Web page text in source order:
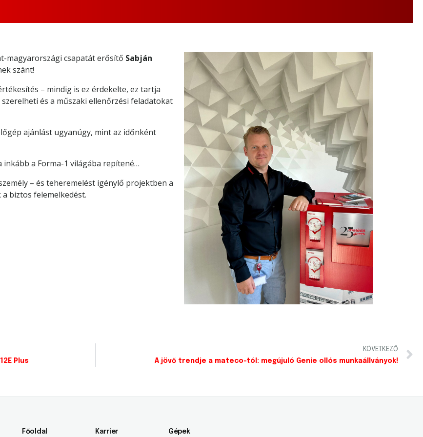
magyarországi csapatát erősítő Sabján
szánt!
– mindig is ez érdekelte, ez tartja
és a műszaki ellenőrzési feladatokat
ajánlást ugyanúgy, mint az időnként
a Forma-1 világába repítené…
– és teheremelést igénylő projektben a
biztos felemelkedést.
Plus
KÖVETKEZŐ
A jövő trendje a mateco-tól: megújuló Genie ollós munkaállványok!
Főoldal Karrier Gépek